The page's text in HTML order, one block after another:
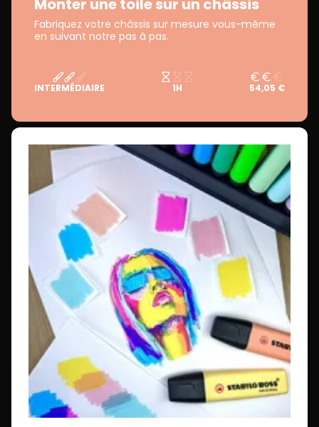
Fabriquez votre châssis sur mesure vous-même
en suivant notre pas à pas.
INTERMÉDIAIRE 1H 54,05 €